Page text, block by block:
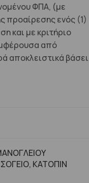
ΦΠΑ, (με
προαίρεσης ενός (1)
και με κριτήριο
από
αποκλειστικά βάσει
ΚΑΤΟΠΙΝ